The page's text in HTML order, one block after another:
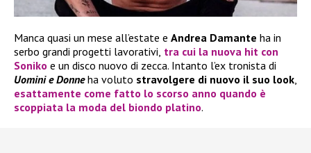
Manca quasi un mese all’estate e Andrea Damante ha in
serbo grandi progetti lavorativi, tra cui la nuova hit con
Soniko e un disco nuovo di zecca. Intanto l’ex tronista di
Uomini e Donneha voluto stravolgere di nuovo il suo look
esattamente come fatto lo scorso anno quando è
scoppiata la moda del biondo platino.